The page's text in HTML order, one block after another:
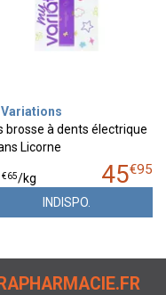
Variations
brosse à dents électrique
Licorne
45€95
€65/kg
INDISPO.